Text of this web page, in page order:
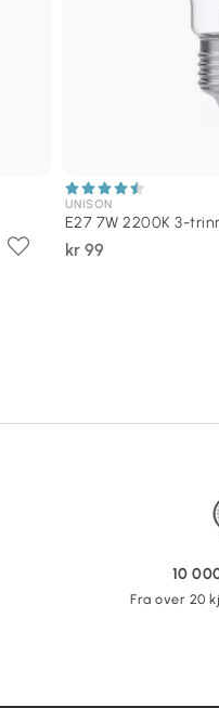
UNISON
E27 7W 2200K 3-
kr 99
10
Fra over 20